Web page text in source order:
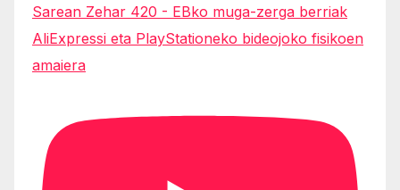
Sarean Zehar 420 - EBko muga-zerga berriak
AliExpressi eta PlayStationeko bideojoko fisikoen
amaiera